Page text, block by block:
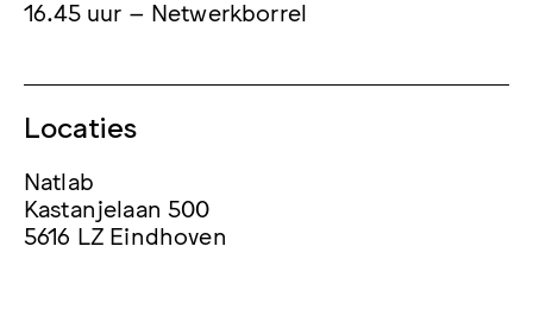
16.45 uur – Netwerkborrel
Locaties
Natlab
Kastanjelaan 500
5616 LZ Eindhoven